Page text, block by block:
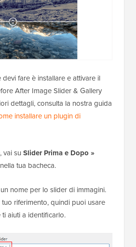
fare è installare e attivare il
After Image Slider & Gallery
dettagli, consulta la nostra guida
installare un plugin di
vai su Slider Prima e Dopo »
nella tua bacheca.
nome per lo slider di immagini.
riferimento, quindi puoi usare
aiuti a identificarlo.